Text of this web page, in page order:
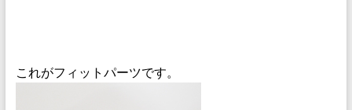
これがフィットパーツです。